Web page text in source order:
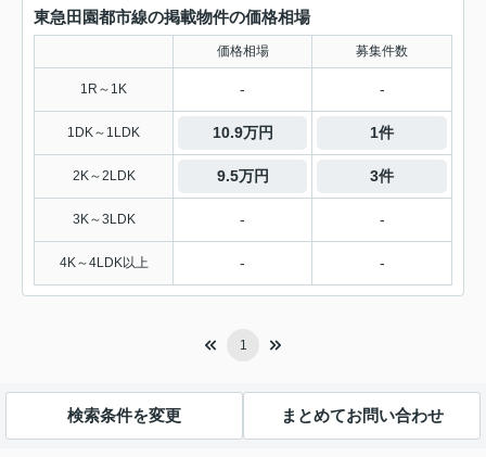
東急田園都市線の掲載物件の価格相場
価格相場 募集件数
1R～1K - -
1DK～1LDK 10.9万円 1件
2K～2LDK 9.5万円 3件
3K～3LDK - -
4K～4LDK以上 - -
1
検索条件を変更 まとめてお問い合わせ